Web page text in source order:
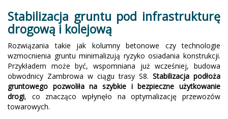
Stabilizacja gruntu pod infrastrukturę
drogową i kolejową
Rozwiązania takie jak kolumny betonowe czy technologie
wzmocnienia gruntu minimalizują ryzyko osiadania konstrukcji.
Przykładem może być, wspomniana już wcześniej, budowa
obwodnicy Zambrowa w ciągu trasy S8. Stabilizacja podłoża
gruntowego pozwoliła na szybkie i bezpieczne użytkowanie
drogi, co znacząco wpłynęło na optymalizację przewozów
towarowych.